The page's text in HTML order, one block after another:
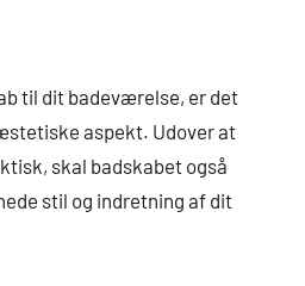
til dit badeværelse, er det
aspekt. Udover at
skal badskabet også
stil og indretning af dit